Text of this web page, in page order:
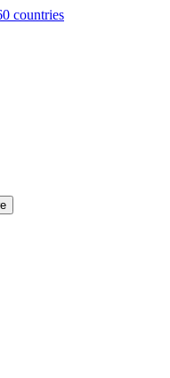
countries